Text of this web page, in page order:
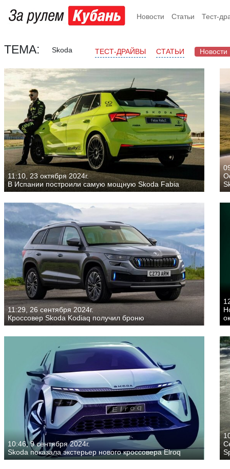
Новости Статьи Тест-
ТЕМА: Skoda ТЕСТ-ДРАЙВЫ СТАТЬИ Новости
11:10, 23 октября 2024г.
В Испании построили самую мощную Skoda Fabia
11:29, 26 сентября 2024г.
Кроссовер Skoda Kodiaq получил броню
10:46, 9 сентября 2024г.
Skoda показала экстерьер нового кроссовера Elroq